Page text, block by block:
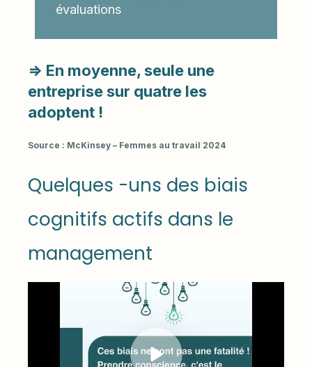
évaluations
=> En moyenne, seule une
entreprise sur quatre les
adoptent !
Source : McKinsey – Femmes au travail 2024
Quelques -uns des biais
cognitifs actifs dans le
management